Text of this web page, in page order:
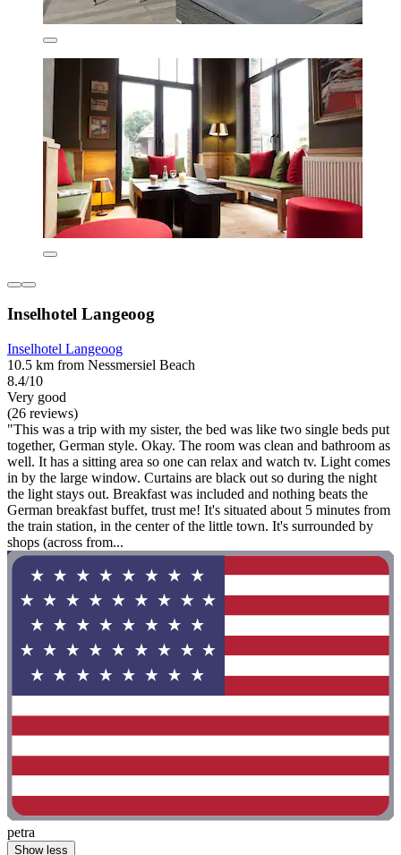
Inselhotel Langeoog
Inselhotel Langeoog
10.5 km from Nessmersiel Beach
8.4/10
Very good
(26 reviews)
"This was a trip with my sister, the bed was like two single beds put
together, German style. Okay. The room was clean and bathroom as
well. It has a sitting area so one can relax and watch tv. Light comes
in by the large window. Curtains are black out so during the night
the light stays out. Breakfast was included and nothing beats the
German breakfast buffet, trust me! It's situated about 5 minutes from
the train station, in the center of the little town. It's surrounded by
shops (across from...
petra
Show less